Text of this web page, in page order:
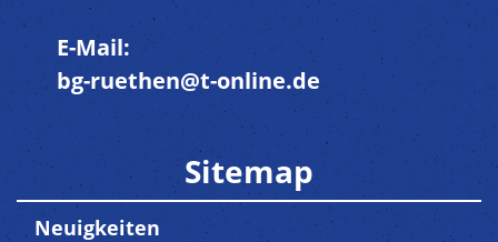
E-Mail:
bg-ruethen@t-online.de
Sitemap
Neuigkeiten